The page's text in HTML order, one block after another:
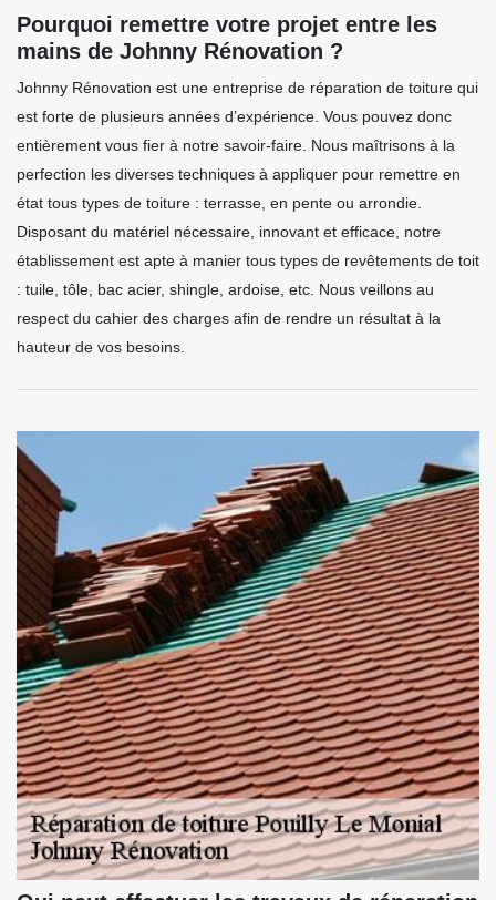
Pourquoi remettre votre projet entre les
mains de Johnny Rénovation ?
Johnny Rénovation est une entreprise de réparation de toiture qui
est forte de plusieurs années d’expérience. Vous pouvez donc
entièrement vous fier à notre savoir-faire. Nous maîtrisons à la
perfection les diverses techniques à appliquer pour remettre en
état tous types de toiture : terrasse, en pente ou arrondie.
Disposant du matériel nécessaire, innovant et efficace, notre
établissement est apte à manier tous types de revêtements de toit
: tuile, tôle, bac acier, shingle, ardoise, etc. Nous veillons au
respect du cahier des charges afin de rendre un résultat à la
hauteur de vos besoins.